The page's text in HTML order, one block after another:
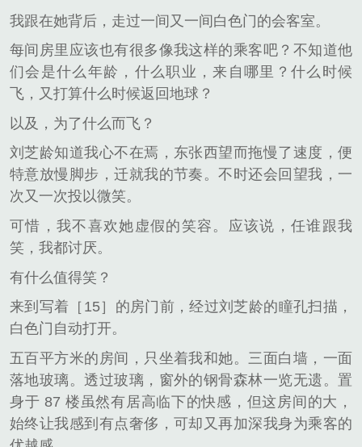
我跟在她背后，走过一间又一间白色门的会客室。
每间房里应该也有很多像我这样的乘客吧？不知道他
们会是什么年龄，什么职业，来自哪里？什么时候
飞，又打算什么时候返回地球？
以及，为了什么而飞？
刘芝龄知道我心不在焉，东张西望而拖慢了速度，便
特意放慢脚步，迁就我的节奏。不时还会回望我，一
次又一次投以微笑。
可惜，我不喜欢她虚假的笑容。应该说，任谁跟我
笑，我都讨厌。
有什么值得笑？
来到写着［15］的房门前，经过刘芝龄的瞳孔扫描，
白色门自动打开。
五百平方米的房间，只坐着我和她。三面白墙，一面
落地玻璃。透过玻璃，窗外的钢骨森林一览无遗。置
身于 87 楼虽然有居高临下的快感，但这房间的大，
始终让我感到有点奢侈，可却又再加深我身为乘客的